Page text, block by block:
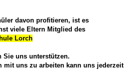
davon profitieren, ist es
viele Eltern Mitglied des
Lorch
Sie uns unterstützen.
mit uns zu arbeiten kann uns jederzeit